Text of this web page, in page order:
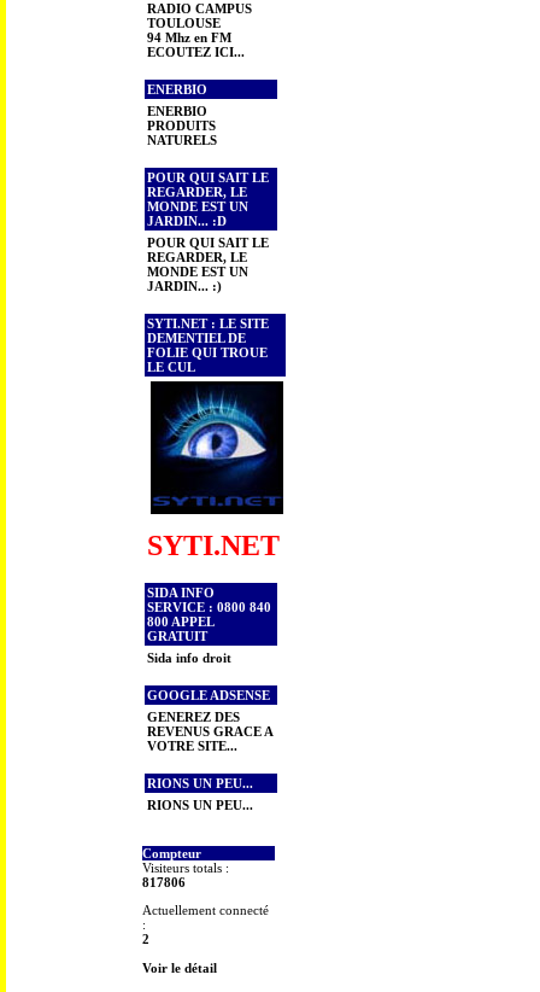
RADIO CAMPUS
TOULOUSE
94 Mhz en FM
ECOUTEZ ICI...
ENERBIO
ENERBIO
PRODUITS
NATURELS
POUR QUI SAIT LE
REGARDER, LE
MONDE EST UN
JARDIN... :D
POUR QUI SAIT LE
REGARDER, LE
MONDE EST UN
JARDIN... :)
SYTI.NET : LE SITE
DEMENTIEL DE
FOLIE QUI TROUE
LE CUL
SYTI.NET
SIDA INFO
SERVICE : 0800 840
800 APPEL
GRATUIT
Sida info droit
GOOGLE ADSENSE
GENEREZ DES
REVENUS GRACE A
VOTRE SITE...
RIONS UN PEU...
RIONS UN PEU...
Compteur
Visiteurs totals :
817806
Actuellement connecté
:
2
Voir le détail